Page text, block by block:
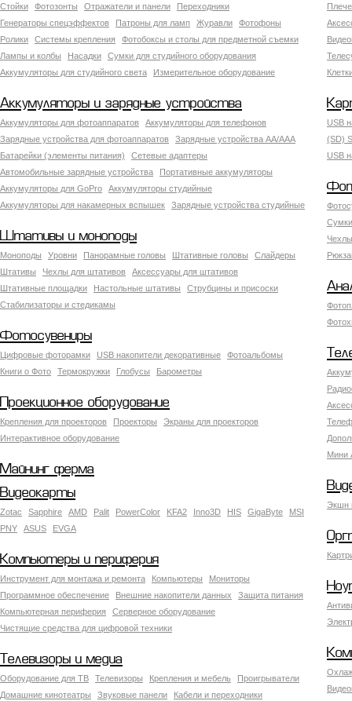
Стойки
Фотозонты Отражатели и панели
Переходники
Генераторы спецэффектов
Патроны для ламп Журавли
Фотофоны
Ролики
Системы крепления
Фотобоксы и столы для предметной съемки
Лампы и колбы
Насадки
Сумки для студийного оборудования
Аккумуляторы для студийного света
Измерительное оборудование
Аккумуляторы и зарядные устройства
Аккумуляторы для фотоаппаратов
Аккумуляторы для телефонов
Зарядные устройства для фотоаппаратов
Зарядные устройства AA/AAA
Батарейки (элементы питания)
Сетевые адаптеры
Автомобильные зарядные устройства
Портативные аккумуляторы
Аккумуляторы для GoPro
Аккумуляторы студийные
Аккумуляторы для накамерных вспышек
Зарядные устройства студийные
USB
(SD)
USB
Штативы и моноподы
Моноподы Уровни Панорамные головы Штативные головы
Слайдеры
Штативы
Чехлы для штативов
Аксессуары для штативов
Штативные площадки
Настольные штативы
Струбцины и присоски
Стабилизаторы и стедикамы
Фотосувениры
Цифровые фоторамки USB накопители декоративные
Фотоальбомы
Книги о Фото
Термокружки Глобусы Барометры
Мини
Проекционное оборудование
Крепления для проекторов Проекторы
Экраны для проекторов
Интерактивное оборудование
Майнинг ферма
Экшн
Видеокарты
Zotac Sapphire AMD Palit PowerColor KFA2 Inno3D HIS GigaByte
MSI
PNY
ASUS EVGA
Компьютеры и периферия
Инструмент для монтажа и ремонта Компьютеры
Мониторы
Программное обеспечение
Внешние накопители данных
Защита питания
Компьютерная периферия
Серверное оборудование
Чистящие средства для цифровой техники
Телевизоры и медиа
Оборудование для ТВ Телевизоры Крепления и мебель
Проигрыватели
Домашние кинотеатры
Звуковые панели Кабели и переходники